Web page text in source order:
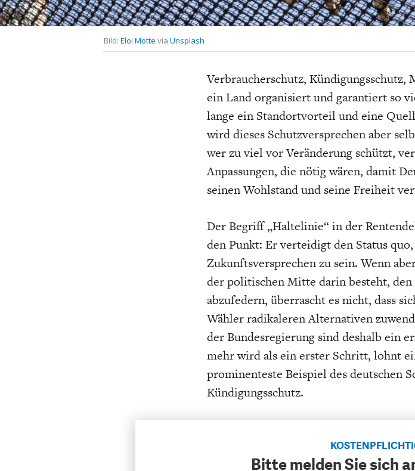
DIE POSITIONEN DER
WIRTSCHAFTSWEISEN
UNGLEICHHEIT
Bild: Eloi Motte via Unsplash
Verbraucherschutz, Kündigungsschutz,
ein Land organisiert und garantiert so
lange ein Standortvorteil und eine
wird dieses Schutzversprechen aber
wer zu viel vor Veränderung schützt,
Anpassungen, die nötig wären, damit
seinen Wohlstand und seine Freiheit
Der Begriff „Haltelinie“ in der
den Punkt: Er verteidigt den Status
Zukunftsversprechen zu sein. Wenn
der politischen Mitte darin besteht, den
abzufedern, überrascht es nicht, dass
Wähler radikaleren Alternativen
der Bundesregierung sind deshalb ein
mehr wird als ein erster Schritt, lohnt
prominenteste Beispiel des deutschen
Kündigungsschutz.
Bitte melden Sie sich